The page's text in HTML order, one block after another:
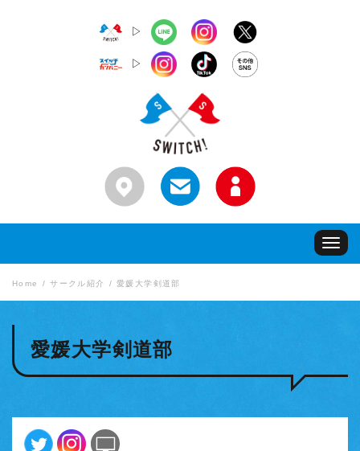
▷
▷
Toggle
Home サークル紹介 愛媛大学剣道部
愛媛大学剣道部